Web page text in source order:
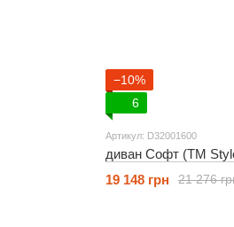
−10%
6
Артикул: D32001600
диван Софт (ТМ
21 276
19 148 грн